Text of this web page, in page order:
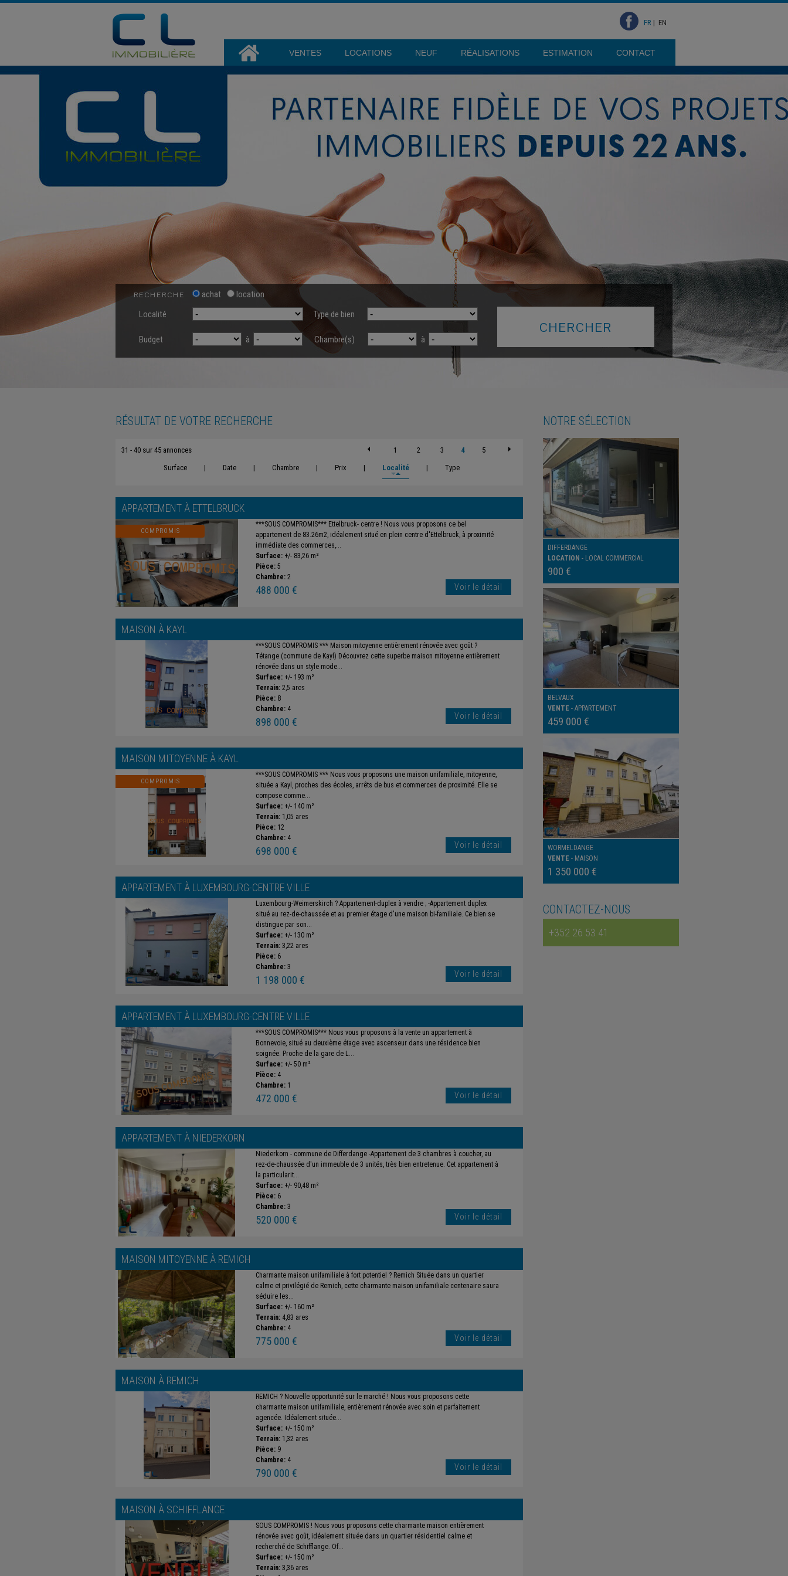
FR | EN
VENTES LOCATIONS NEUF RÉALISATIONS ESTIMATION CONTACT
RECHERCHE achat
location
Localité
Type de bien
Budget à Chambre(s) à
RÉSULTAT DE VOTRE RECHERCHE
31 - 40 sur 45 annonces 1 2 3 4
5
Surface
| Date | Chambre | Prix | Localité | Type
APPARTEMENT À ETTELBRUCK
COMPROMIS
***SOUS COMPROMIS*** Ettelbruck- centre ! Nous vous proposons ce bel
appartement de 83.26m2, idéalement situé en plein centre d'Ettelbruck, à proximité
immédiate des commerces,...
Surface: +/- 83,26 m²
Pièce: 5
Chambre: 2
488 000 € Voir le détail
MAISON À KAYL
***SOUS COMPROMIS *** Maison mitoyenne entièrement rénovée avec goût ?
Tétange (commune de Kayl) Découvrez cette superbe maison mitoyenne entièrement
rénovée dans un style mode...
Surface: +/- 193 m²
Terrain: 2,5 ares
Pièce: 8
Chambre: 4
898 000 € Voir le détail
MAISON MITOYENNE À KAYL
COMPROMIS
***SOUS COMPROMIS *** Nous vous proposons une maison unifamiliale, mitoyenne,
située a Kayl, proches des écoles, arrêts de bus et commerces de proximité. Elle se
compose comme...
Surface: +/- 140 m²
Terrain: 1,05 ares
Pièce: 12
Chambre: 4
698 000 € Voir le détail
APPARTEMENT À LUXEMBOURG-CENTRE VILLE
Luxembourg-Weimerskirch ? Appartement-duplex à vendre ; -Appartement duplex
situé au rez-de-chaussée et au premier étage d'une maison bi-familiale. Ce bien se
distingue par son...
Surface: +/- 130 m²
Terrain: 3,22 ares
Pièce: 6
Chambre: 3
1 198 000 € Voir le détail
APPARTEMENT À LUXEMBOURG-CENTRE VILLE
***SOUS COMPROMIS*** Nous vous proposons à la vente un appartement à
Bonnevoie, situé au deuxième étage avec ascenseur dans une résidence bien
soignée. Proche de la gare de L...
Surface: +/- 50 m²
Pièce: 4
Chambre: 1
472 000 € Voir le détail
APPARTEMENT À NIEDERKORN
Niederkorn - commune de Differdange -Appartement de 3 chambres à coucher, au
rez-de-chaussée d'un immeuble de 3 unités, très bien entretenue. Cet appartement à
la particularit...
Surface: +/- 90,48 m²
Pièce: 6
Chambre: 3
520 000 € Voir le détail
MAISON MITOYENNE À REMICH
Charmante maison unifamiliale à fort potentiel ? Remich Située dans un quartier
calme et privilégié de Remich, cette charmante maison unifamiliale centenaire saura
séduire les...
Surface: +/- 160 m²
Terrain: 4,83 ares
Chambre: 4
775 000 € Voir le détail
MAISON À REMICH
REMICH ? Nouvelle opportunité sur le marché ! Nous vous proposons cette
charmante maison unifamiliale, entièrement rénovée avec soin et parfaitement
agencée. Idéalement située...
Surface: +/- 150 m²
Terrain: 1,32 ares
Pièce: 9
Chambre: 4
790 000 € Voir le détail
MAISON À SCHIFFLANGE
SOUS COMPROMIS ! Nous vous proposons cette charmante maison entièrement
rénovée avec goût, idéalement située dans un quartier résidentiel calme et
recherché de Schifflange. Of...
Surface: +/- 150 m²
Terrain: 3,36 ares
NOTRE SÉLECTION
DIFFERDANGE
LOCATION - LOCAL COMMERCIAL
900 €
BELVAUX
VENTE - APPARTEMENT
459 000 €
WORMELDANGE
VENTE - MAISON
1 350 000 €
CONTACTEZ-NOUS
+352 26 53 41